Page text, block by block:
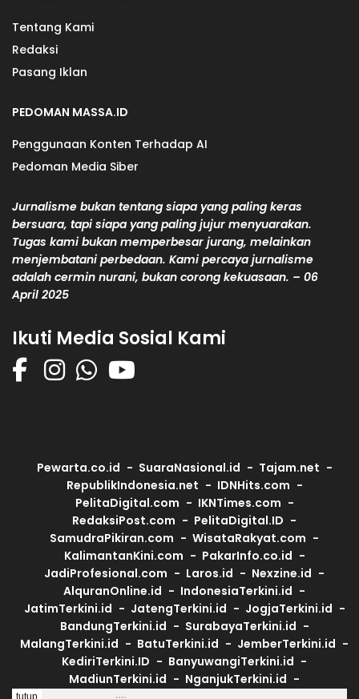
Tentang Kami
Redaksi
Pasang Iklan
PEDOMAN MASSA.ID
Penggunaan Konten Terhadap AI
Pedoman Media Siber
Jurnalisme bukan tentang siapa yang paling keras
bersuara, tapi siapa yang paling jujur menyuarakan.
Tugas kami bukan memperbesar jurang, melainkan
menjembatani perbedaan. Kami percaya jurnalisme
adalah cermin nurani, bukan corong kekuasaan. – 06
April 2025
Ikuti Media Sosial Kami
Pewarta.co.id SuaraNasional.id
Tajam.net
RepublikIndonesia.net
IDNHits.com
PelitaDigital.com
IKNTimes.com
RedaksiPost.com
PelitaDigital.ID
SamudraPikiran.com
WisataRakyat.com
KalimantanKini.com
PakarInfo.co.id
JadiProfesional.com
Laros.id
Nexzine.id
AlquranOnline.id
IndonesiaTerkini.id
JatimTerkini.id
JatengTerkini.id
JogjaTerkini.id
BandungTerkini.id
SurabayaTerkini.id
MalangTerkini.id
BatuTerkini.id
JemberTerkini.id
KediriTerkini.ID
BanyuwangiTerkini.id
MadiunTerkini.id
NganjukTerkini.id